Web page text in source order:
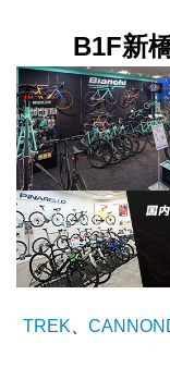
B1F新
TREK